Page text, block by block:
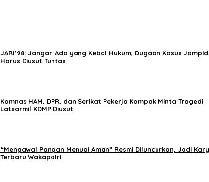
JARI’98: Jangan Ada yang Kebal Hukum, Dugaan Kasus
Harus Diusut Tuntas
Komnas HAM, DPR, dan Serikat Pekerja Kompak Minta Tragedi
Latsarmil KDMP Diusut
“Mengawal Pangan Menuai Aman” Resmi Diluncurkan, Jadi
Terbaru Wakapolri